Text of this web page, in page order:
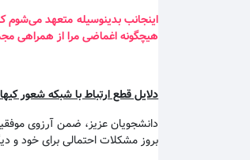
اینجانب بدینوسیله متعهد می‌شوم
هیچگونه اغماضی مرا از همراهی
دلایل قطع ارتباط با شبکه شعور
دانشجویان عزیز، ضمن آرزوی
بروز مشکلات احتمالی برای خود و